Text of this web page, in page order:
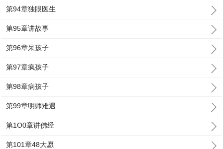
第94章独眼医生
第95章讲故事
第96章呆孩子
第97章疯孩子
第98章病孩子
第99章明师难遇
第1O0章讲佛经
第101章48大愿